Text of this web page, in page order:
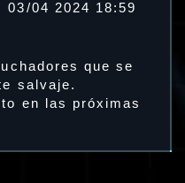
03/04 2024 18:59
que se
salvaje.
en las próximas